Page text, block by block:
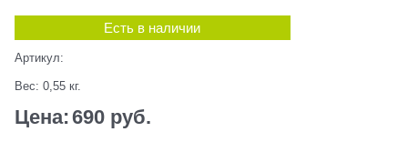
Есть в наличии
Артикул:
Вес: 0,55 кг.
Цена:690 руб.